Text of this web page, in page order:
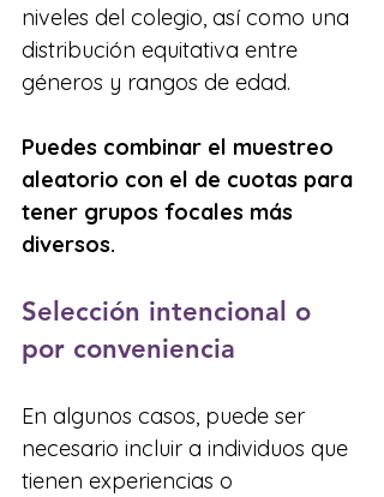
niveles del colegio, así como una
distribución equitativa entre
géneros y rangos de edad.
Puedes combinar el muestreo
aleatorio con el de cuotas para
tener grupos focales más
diversos.
Selección intencional o
por conveniencia
En algunos casos, puede ser
necesario incluir a individuos que
tienen experiencias o